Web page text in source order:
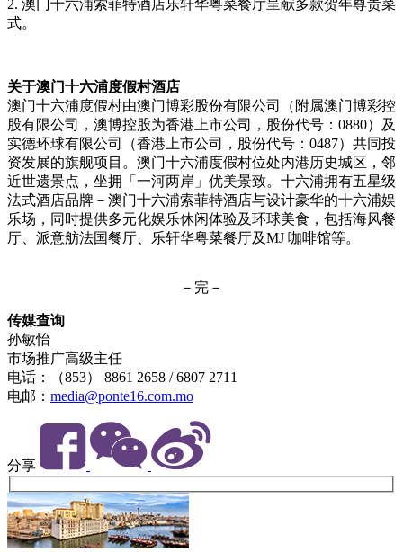
2. 澳门十六浦索菲特酒店乐轩华粤菜餐厅呈献多款贺年尊贵菜
式。
关于澳门十六浦度假村酒店
澳门十六浦度假村由澳门博彩股份有限公司（附属澳门博彩控
股有限公司，澳博控股为香港上市公司，股份代号：0880）及
实德环球有限公司（香港上市公司，股份代号：0487）共同投
资发展的旗舰项目。澳门十六浦度假村位处内港历史城区，邻
近世遗景点，坐拥「一河两岸」优美景致。十六浦拥有五星级
法式酒店品牌－澳门十六浦索菲特酒店与设计豪华的十六浦娱
乐场，同时提供多元化娱乐休闲体验及环球美食，包括海风餐
厅、派意舫法国餐厅、乐轩华粤菜餐厅及MJ 咖啡馆等。
－完－
传媒查询
孙敏怡
市场推广高级主任
电话：（853） 8861 2658 / 6807 2711
电邮： media@ponte16.com.mo
分享